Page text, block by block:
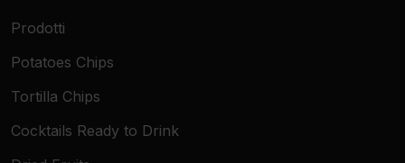
Prodotti
Potatoes Chips
Tortilla Chips
Cocktails Ready to Drink